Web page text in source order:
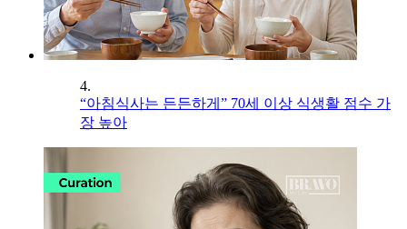
4.
“아침식사는 든든하게” 70세 이상 식생활 점수 가
장 높아